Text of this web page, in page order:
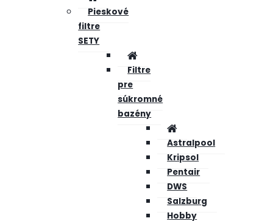
Pieskové
filtre
SETY
Filtre
pre
súkromné
bazény
Astralpool
Kripsol
Pentair
DWS
Salzburg
Hobby